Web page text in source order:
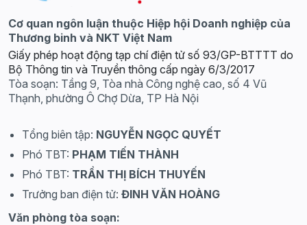
Cơ quan ngôn luận thuộc Hiệp hội Doanh nghiệp của
Thương binh và NKT Việt Nam
Giấy phép hoạt động tạp chí điện tử số 93/GP-BTTTT do
Bộ Thông tin và Truyền thông cấp ngày 6/3/2017
Tòa soạn: Tầng 9, Tòa nhà Công nghệ cao, số 4 Vũ
Thạnh, phường Ô Chợ Dừa, TP Hà Nội
Tổng biên tập: NGUYỄN NGỌC QUYẾT
Phó TBT: PHẠM TIẾN THÀNH
Phó TBT: TRẦN THỊ BÍCH THUYẾN
Trưởng ban điện tử: ĐINH VĂN HOÀNG
Văn phòng tòa soạn: